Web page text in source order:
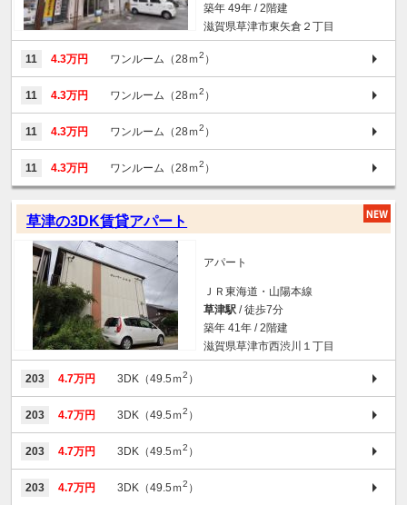
築年 49年 / 2階建
滋賀県草津市東矢倉２丁目
11 4.3万円 ワンルーム（28ｍ2 ）
11 4.3万円 ワンルーム（28ｍ2 ）
11 4.3万円 ワンルーム（28ｍ2 ）
11 4.3万円 ワンルーム（28ｍ2 ）
草津の3DK賃貸アパート
アパート
ＪＲ東海道・山陽本線
草津駅 / 徒歩7分
築年 41年 / 2階建
滋賀県草津市西渋川１丁目
203 4.7万円 3DK（49.5ｍ2 ）
203 4.7万円 3DK（49.5ｍ2 ）
203 4.7万円 3DK（49.5ｍ2 ）
203 4.7万円 3DK（49.5ｍ2 ）